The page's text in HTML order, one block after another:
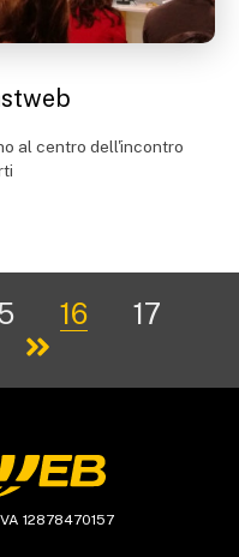
al centro dell'incontro
16
17
12878470157